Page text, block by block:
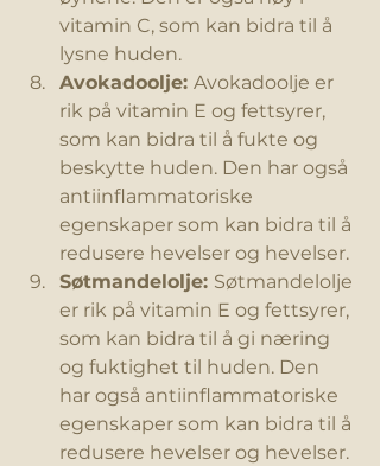
vitamin C, som kan bidra til å
lysne huden.
Avokadoolje: Avokadoolje er
rik på vitamin E og fettsyrer,
som kan bidra til å fukte og
beskytte huden. Den har også
antiinflammatoriske
egenskaper som kan bidra til å
redusere hevelser og hevelser.
Søtmandelolje: Søtmandelolje
er rik på vitamin E og fettsyrer,
som kan bidra til å gi næring
og fuktighet til huden. Den
har også antiinflammatoriske
egenskaper som kan bidra til å
redusere hevelser og hevelser.